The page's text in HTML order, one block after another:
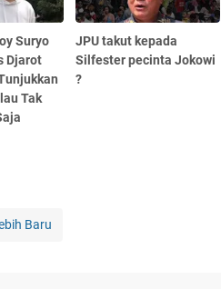
Suryo
Djarot
Tak
JPU takut kepada
Silfester pecinta Jokowi
?
Baru